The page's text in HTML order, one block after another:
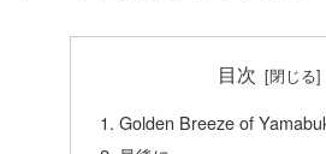
目次
Golden Breeze of